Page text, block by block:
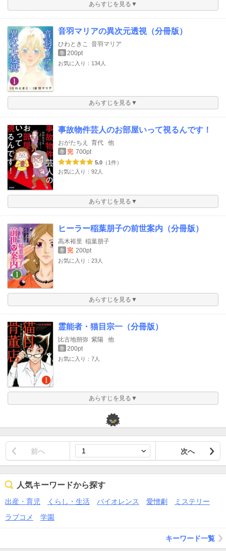
あらすじを見る▼
音羽マリアの異次元透視（分冊版）
ひわときこ 音羽マリア
巻 200pt
お気に入り：134人
あらすじを見る▼
事故物件芸人のお部屋いって視るんです！
おがたちえ 育代 他
巻 完 700pt
5.0 （1件）
お気に入り：92人
あらすじを見る▼
ヒーラー稲葉朋子の前世案内（分冊版）
高木裕里 稲葉朋子
巻 完 200pt
お気に入り：23人
あらすじを見る▼
霊能者・猫目宗一（分冊版）
比古地朔弥 紫陽 他
巻 200pt
お気に入り：7人
あらすじを見る▼
前へ 次へ
人気キーワードから探す
出産・育児 くらし・生活 バイオレンス 愛憎劇
ミステリー
ラブコメ
学園
キーワード一覧